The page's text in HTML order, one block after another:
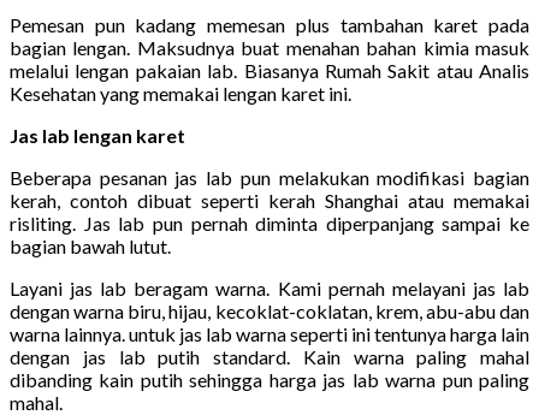
Pemesan pun kadang memesan plus tambahan karet pada
bagian lengan. Maksudnya buat menahan bahan kimia masuk
melalui lengan pakaian lab. Biasanya Rumah Sakit atau Analis
Kesehatan yang memakai lengan karet ini.
Jas lab lengan karet
Beberapa pesanan jas lab pun melakukan modifikasi bagian
kerah, contoh dibuat seperti kerah Shanghai atau memakai
risliting. Jas lab pun pernah diminta diperpanjang sampai ke
bagian bawah lutut.
Layani jas lab beragam warna. Kami pernah melayani jas lab
dengan warna biru, hijau, kecoklat-coklatan, krem, abu-abu dan
warna lainnya. untuk jas lab warna seperti ini tentunya harga lain
dengan jas lab putih standard. Kain warna paling mahal
dibanding kain putih sehingga harga jas lab warna pun paling
mahal.